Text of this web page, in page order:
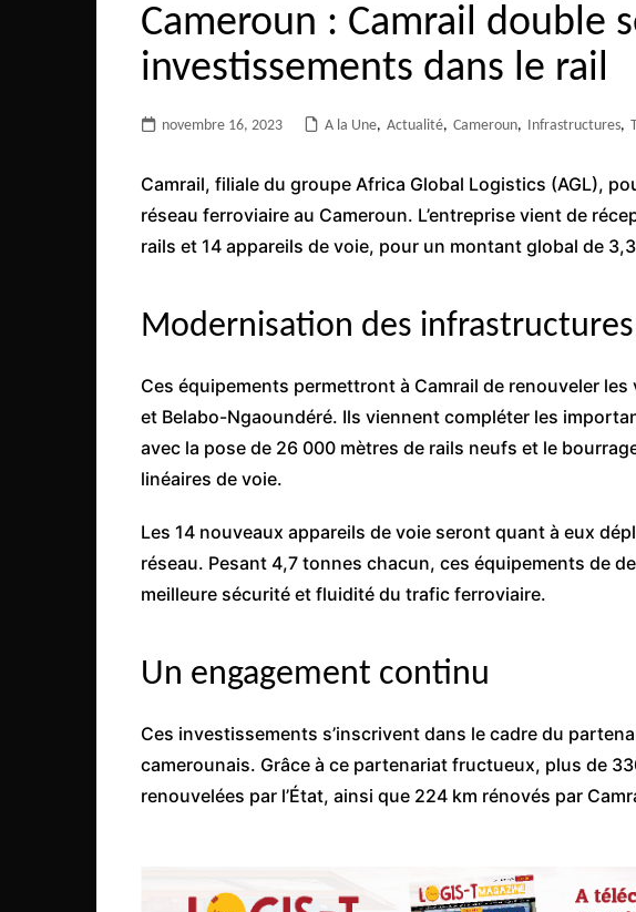
Bénin
Burkina-Faso
Bostwana
Centrafrique
Comores
Djibouti
Ethiopie
Guinée Bissau
Kenya
Liberia
Mali
Malawi Fr
Cameroun : Camrail double
investissements dans le rail
novembre 16, 2023 A la Une, Actualité, Cameroun, Infrastructures,
Camrail, filiale du groupe Africa Global Logistics (AGL),
réseau ferroviaire au Cameroun. L’entreprise vient de
rails et 14 appareils de voie, pour un montant global de
Modernisation des infrastructures
Ces équipements permettront à Camrail de renouveler
et Belabo-Ngaoundéré. Ils viennent compléter les
avec la pose de 26 000 mètres de rails neufs et le
linéaires de voie.
Les 14 nouveaux appareils de voie seront quant à eux
réseau. Pesant 4,7 tonnes chacun, ces équipements de
meilleure sécurité et fluidité du trafic ferroviaire.
Un engagement continu
Ces investissements s’inscrivent dans le cadre du
camerounais. Grâce à ce partenariat fructueux, plus de
renouvelées par l’État, ainsi que 224 km rénovés par